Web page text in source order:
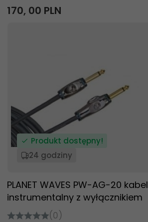
170, 00 PLN
Produkt dostępny!
24 godziny
PLANET WAVES PW-AG-20 kabel
instrumentalny z wyłącznikiem
(0)